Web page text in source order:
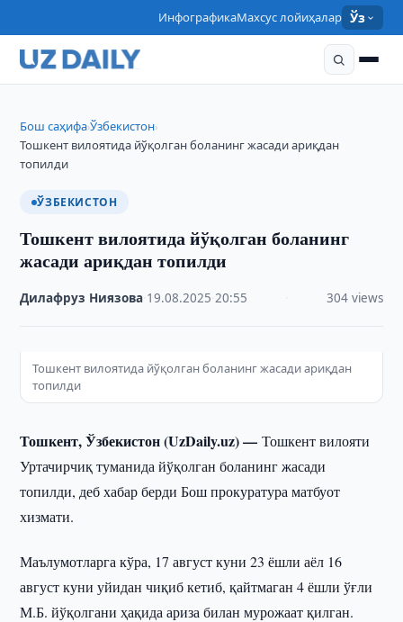
ИнфографикаМахсус лойиҳалар Ўз
Бош саҳифа›Ўзбекистон›
Тошкент вилоятида йўқолган боланинг жасади ариқдан
топилди
ЎЗБЕКИСТОН
Тошкент вилоятида йўқолган боланинг
жасади ариқдан топилди
Дилафруз Ниязова 19.08.2025 ·20:55 304 views
Тошкент вилоятида йўқолган боланинг жасади ариқдан
топилди
Тошкент, Ўзбекистон (UzDaily.uz) —Тошкент вилояти
Уртачирчиқ туманида йўқолган боланинг жасади
топилди, деб хабар берди Бош прокуратура матбуот
хизмати.
Маълумотларга кўра, 17 август куни 23 ёшли аёл 16
август куни уйидан чиқиб кетиб, қайтмаган 4 ёшли ўғли
М.Б. йўқолгани ҳақида ариза билан мурожаат қилган.